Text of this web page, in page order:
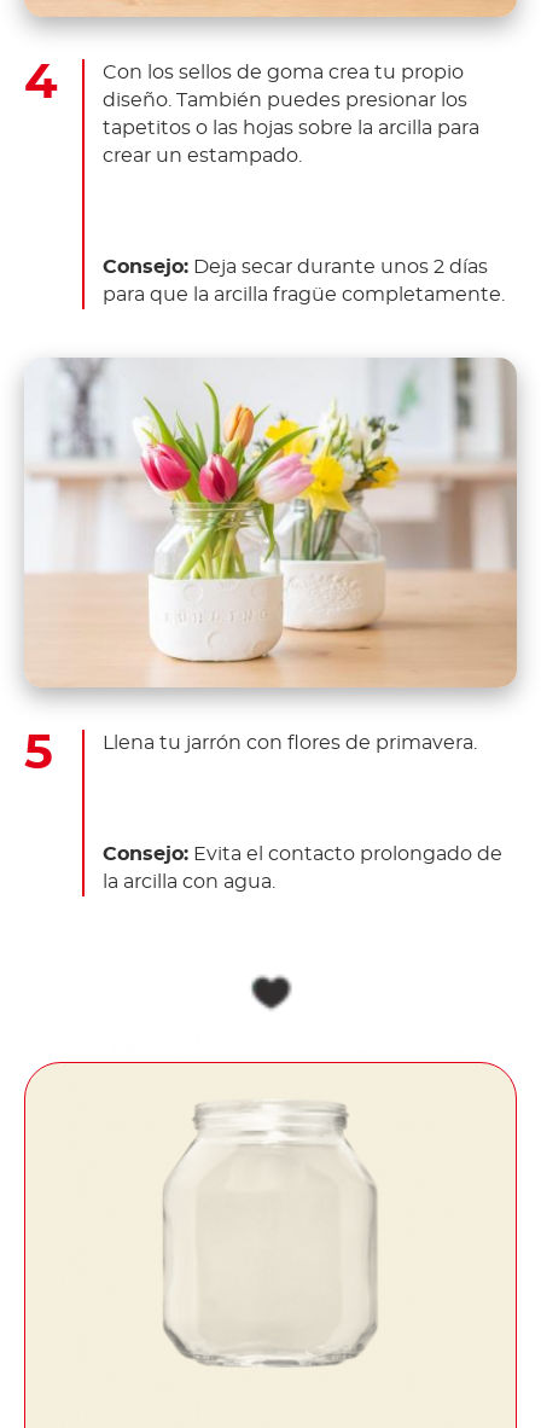
Con los sellos de goma crea tu propio
diseño. También puedes presionar los
tapetitos o las hojas sobre la arcilla para
crear un estampado.
Consejo: Deja secar durante unos 2 días
para que la arcilla fragüe completamente.
Llena tu jarrón con flores de primavera.
Consejo: Evita el contacto prolongado de
la arcilla con agua.